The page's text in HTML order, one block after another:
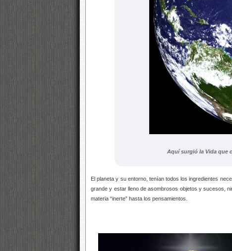
Aquí surgió la Vida que
El planeta y su entorno, tenían todos los ingredientes
grande y estar lleno de asombrosos objetos y sucesos,
materia “inerte” hasta los pensamientos.